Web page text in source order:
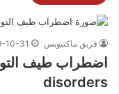
فريق ماكتيوبس 10-31
disorders